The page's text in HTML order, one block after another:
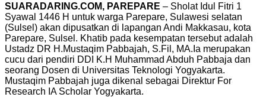
SUARADARING.COM, PAREPARE – Sholat Idul Fitri 1
Syawal 1446 H untuk warga Parepare, Sulawesi selatan
(Sulsel) akan dipusatkan di lapangan Andi Makkasau, kota
Parepare, Sulsel. Khatib pada kesempatan tersebut adalah
Ustadz DR H.Mustaqim Pabbajah, S.Fil, MA.Ia merupakan
cucu dari pendiri DDI K.H Muhammad Abduh Pabbaja dan
seorang Dosen di Universitas Teknologi Yogyakarta.
Mustaqim Pabbajah juga dikenal sebagai Direktur For
Research IA Scholar Yogyakarta.